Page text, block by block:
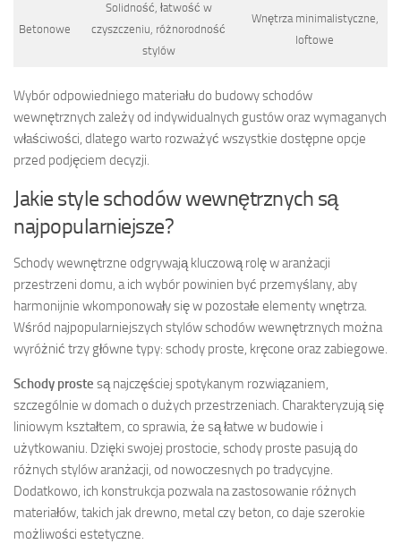
Betonowe
Solidność, łatwość w
czyszczeniu, różnorodność
stylów
Wnętrza minimalistyczne,
loftowe
Wybór odpowiedniego materiału do budowy schodów
wewnętrznych zależy od indywidualnych gustów oraz wymaganych
właściwości, dlatego warto rozważyć wszystkie dostępne opcje
przed podjęciem decyzji.
Jakie style schodów wewnętrznych są
najpopularniejsze?
Schody wewnętrzne odgrywają kluczową rolę w aranżacji
przestrzeni domu, a ich wybór powinien być przemyślany, aby
harmonijnie wkomponowały się w pozostałe elementy wnętrza.
Wśród najpopularniejszych stylów schodów wewnętrznych można
wyróżnić trzy główne typy: schody proste, kręcone oraz zabiegowe.
Schody proste są najczęściej spotykanym rozwiązaniem,
szczególnie w domach o dużych przestrzeniach. Charakteryzują się
liniowym kształtem, co sprawia, że są łatwe w budowie i
użytkowaniu. Dzięki swojej prostocie, schody proste pasują do
różnych stylów aranżacji, od nowoczesnych po tradycyjne.
Dodatkowo, ich konstrukcja pozwala na zastosowanie różnych
materiałów, takich jak drewno, metal czy beton, co daje szerokie
możliwości estetyczne.